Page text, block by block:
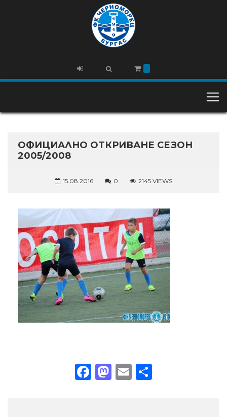
ОФИЦИАЛНО ОТКРИВАНЕ СЕЗОН
2005/2008
15.08.2016 0 2145 VIEWS
Facebook
Mastodon
Email